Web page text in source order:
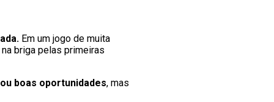
Em um jogo de muita
briga pelas primeiras
boas oportunidades, mas